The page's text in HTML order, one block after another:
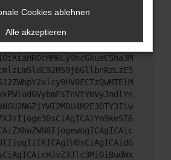
Cookies ablehnen
Alle akzeptieren